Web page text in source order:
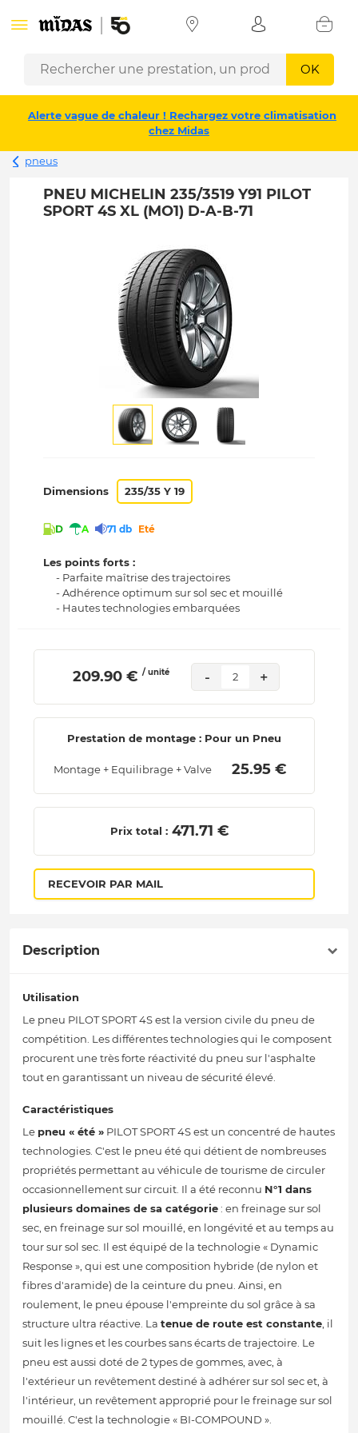
OK
Alerte vague de chaleur ! Rechargez votre climatisation
chez Midas
pneus
PNEU MICHELIN 235/3519 Y91 PILOT
SPORT 4S XL (MO1) D-A-B-71
Dimensions 235/35 Y 19
D A 71 db Eté
Les points forts :
- Parfaite maîtrise des trajectoires
- Adhérence optimum sur sol sec et mouillé
- Hautes technologies embarquées
209.90 € / unité - 2 +
Prestation de montage : Pour un Pneu
Montage + Equilibrage + Valve 25.95 €
Prix total : 471.71 €
RECEVOIR PAR MAIL
Description
Utilisation
Le pneu PILOT SPORT 4S est la version civile du pneu de
compétition. Les différentes technologies qui le composent
procurent une très forte réactivité du pneu sur l'asphalte
tout en garantissant un niveau de sécurité élevé.
Caractéristiques
Le pneu « été » PILOT SPORT 4S est un concentré de hautes
technologies. C'est le pneu été qui détient de nombreuses
propriétés permettant au véhicule de tourisme de circuler
occasionnellement sur circuit. Il a été reconnu N°1 dans
plusieurs domaines de sa catégorie: en freinage sur sol
sec, en freinage sur sol mouillé, en longévité et au temps au
tour sur sol sec. Il est équipé de la technologie « Dynamic
Response », qui est une composition hybride (de nylon et
fibres d'aramide) de la ceinture du pneu. Ainsi, en
roulement, le pneu épouse l'empreinte du sol grâce à sa
structure ultra réactive. La tenue de route est constante, il
suit les lignes et les courbes sans écarts de trajectoire. Le
pneu est aussi doté de 2 types de gommes, avec, à
l'extérieur un revêtement destiné à adhérer sur sol sec et, à
l'intérieur, un revêtement approprié pour le freinage sur sol
mouillé. C'est la technologie « BI-COMPOUND ».